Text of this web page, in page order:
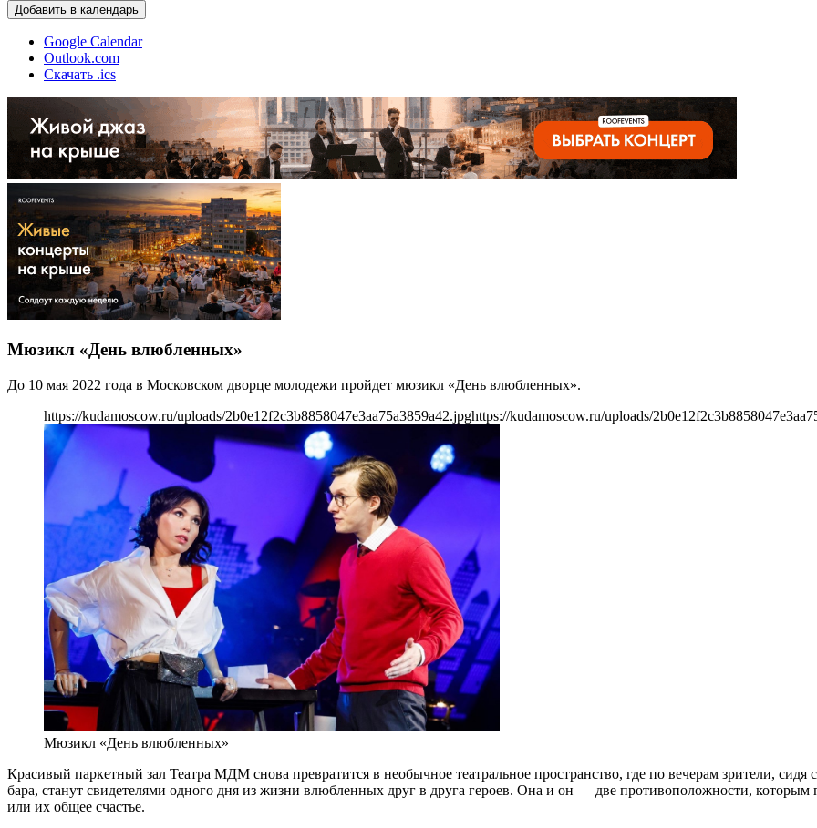
Добавить в календарь
Google Calendar
Outlook.com
Скачать .ics
Мюзикл «День влюбленных»
До 10 мая 2022 года в Московском дворце молодежи пройдет мюзикл «День влюбленных».
https://kudamoscow.ru/uploads/2b0e12f2c3b8858047e3aa75a3859a42.jpghttps://kudamoscow.ru/uploads/
Мюзикл «День влюбленных»
Красивый паркетный зал Театра МДМ снова превратится в необычное театральное пространство, где по вечерам зрители,
бара, станут свидетелями одного дня из жизни влюбленных друг в друга героев. Она и он — две противоположности, которым
или их общее счастье.